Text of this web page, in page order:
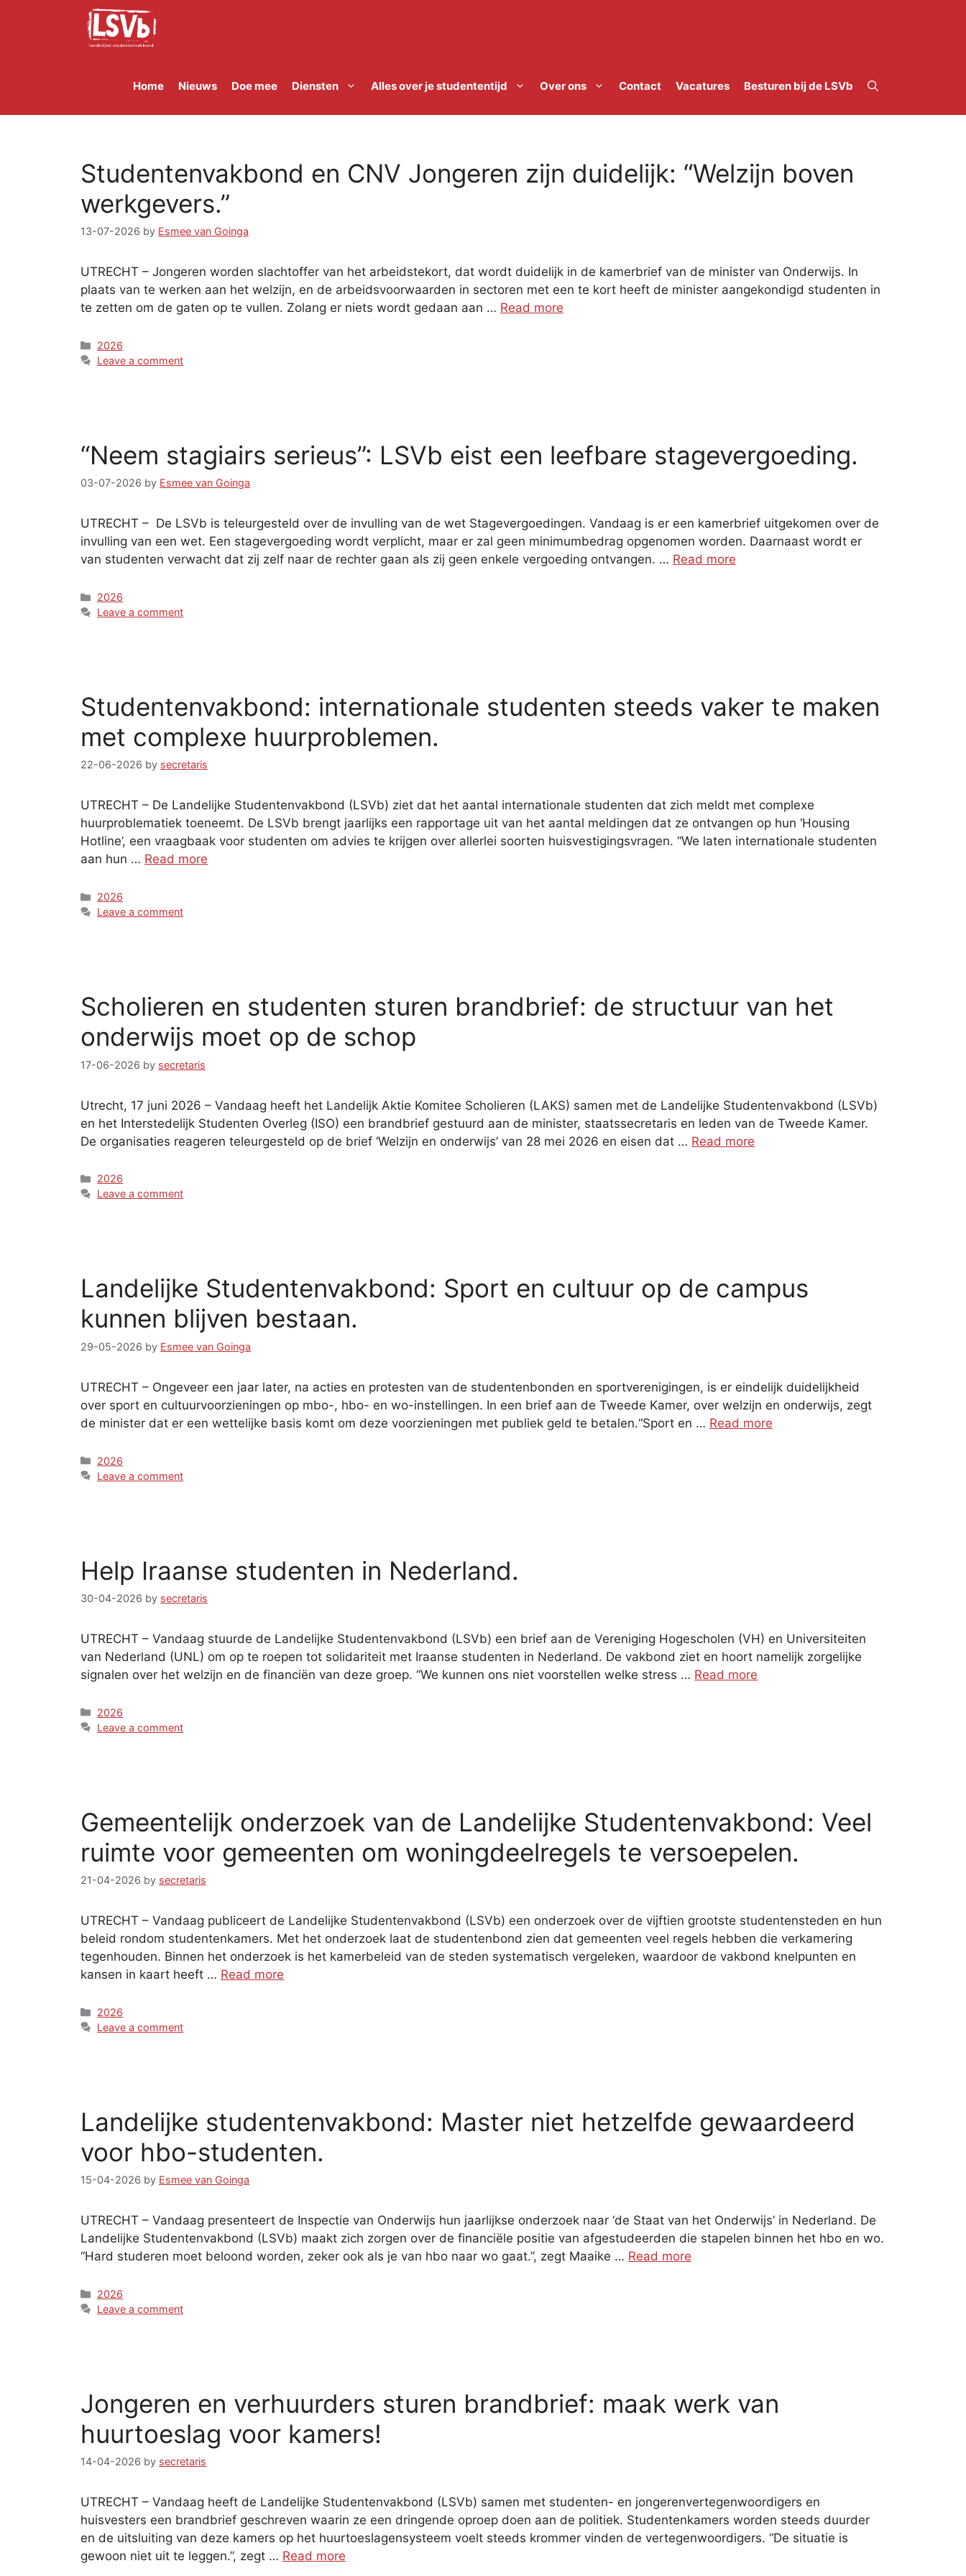
Home Nieuws Doe mee Diensten Alles over je studententijd Over ons Contact Vacatures Besturen bij de LSVb
Studentenvakbond en CNV Jongeren zijn duidelijk: “Welzijn boven
werkgevers.”
13-07-2026 by Esmee van Goinga
UTRECHT – Jongeren worden slachtoffer van het arbeidstekort, dat wordt duidelijk in de kamerbrief van de minister van Onderwijs. In
plaats van te werken aan het welzijn, en de arbeidsvoorwaarden in sectoren met een te kort heeft de minister aangekondigd studenten in
te zetten om de gaten op te vullen. Zolang er niets wordt gedaan aan … Read more
Categories
2026
Leave a comment
“Neem stagiairs serieus”: LSVb eist een leefbare stagevergoeding.
03-07-2026 by Esmee van Goinga
UTRECHT – De LSVb is teleurgesteld over de invulling van de wet Stagevergoedingen. Vandaag is er een kamerbrief uitgekomen over de
invulling van een wet. Een stagevergoeding wordt verplicht, maar er zal geen minimumbedrag opgenomen worden. Daarnaast wordt er
van studenten verwacht dat zij zelf naar de rechter gaan als zij geen enkele vergoeding ontvangen. … Read more
Categories
2026
Leave a comment
Studentenvakbond: internationale studenten steeds vaker te maken
met complexe huurproblemen.
22-06-2026 by secretaris
UTRECHT – De Landelijke Studentenvakbond (LSVb) ziet dat het aantal internationale studenten dat zich meldt met complexe
huurproblematiek toeneemt. De LSVb brengt jaarlijks een rapportage uit van het aantal meldingen dat ze ontvangen op hun ‘Housing
Hotline’, een vraagbaak voor studenten om advies te krijgen over allerlei soorten huisvestigingsvragen. “We laten internationale studenten
aan hun … Read more
Categories
2026
Leave a comment
Scholieren en studenten sturen brandbrief: de structuur van het
onderwijs moet op de schop
17-06-2026 by secretaris
Utrecht, 17 juni 2026 – Vandaag heeft het Landelijk Aktie Komitee Scholieren (LAKS) samen met de Landelijke Studentenvakbond (LSVb)
en het Interstedelijk Studenten Overleg (ISO) een brandbrief gestuurd aan de minister, staatssecretaris en leden van de Tweede Kamer.
De organisaties reageren teleurgesteld op de brief ‘Welzijn en onderwijs’ van 28 mei 2026 en eisen dat … Read more
Categories
2026
Leave a comment
Landelijke Studentenvakbond: Sport en cultuur op de campus
kunnen blijven bestaan.
29-05-2026 by Esmee van Goinga
UTRECHT – Ongeveer een jaar later, na acties en protesten van de studentenbonden en sportverenigingen, is er eindelijk duidelijkheid
over sport en cultuurvoorzieningen op mbo-, hbo- en wo-instellingen. In een brief aan de Tweede Kamer, over welzijn en onderwijs, zegt
de minister dat er een wettelijke basis komt om deze voorzieningen met publiek geld te betalen.“Sport en … Read more
Categories
2026
Leave a comment
Help Iraanse studenten in Nederland.
30-04-2026 by secretaris
UTRECHT – Vandaag stuurde de Landelijke Studentenvakbond (LSVb) een brief aan de Vereniging Hogescholen (VH) en Universiteiten
van Nederland (UNL) om op te roepen tot solidariteit met Iraanse studenten in Nederland. De vakbond ziet en hoort namelijk zorgelijke
signalen over het welzijn en de financiën van deze groep. “We kunnen ons niet voorstellen welke stress … Read more
Categories
2026
Leave a comment
Gemeentelijk onderzoek van de Landelijke Studentenvakbond: Veel
ruimte voor gemeenten om woningdeelregels te versoepelen.
21-04-2026 by secretaris
UTRECHT – Vandaag publiceert de Landelijke Studentenvakbond (LSVb) een onderzoek over de vijftien grootste studentensteden en hun
beleid rondom studentenkamers. Met het onderzoek laat de studentenbond zien dat gemeenten veel regels hebben die verkamering
tegenhouden. Binnen het onderzoek is het kamerbeleid van de steden systematisch vergeleken, waardoor de vakbond knelpunten en
kansen in kaart heeft … Read more
Categories
2026
Leave a comment
Landelijke studentenvakbond: Master niet hetzelfde gewaardeerd
voor hbo-studenten.
15-04-2026 by Esmee van Goinga
UTRECHT – Vandaag presenteert de Inspectie van Onderwijs hun jaarlijkse onderzoek naar ‘de Staat van het Onderwijs’ in Nederland. De
Landelijke Studentenvakbond (LSVb) maakt zich zorgen over de financiële positie van afgestudeerden die stapelen binnen het hbo en wo.
“Hard studeren moet beloond worden, zeker ook als je van hbo naar wo gaat.”, zegt Maaike … Read more
Categories
2026
Leave a comment
Jongeren en verhuurders sturen brandbrief: maak werk van
huurtoeslag voor kamers!
14-04-2026 by secretaris
UTRECHT – Vandaag heeft de Landelijke Studentenvakbond (LSVb) samen met studenten- en jongerenvertegenwoordigers en
huisvesters een brandbrief geschreven waarin ze een dringende oproep doen aan de politiek. Studentenkamers worden steeds duurder
en de uitsluiting van deze kamers op het huurtoeslagensysteem voelt steeds krommer vinden de vertegenwoordigers. “De situatie is
gewoon niet uit te leggen.”, zegt … Read more